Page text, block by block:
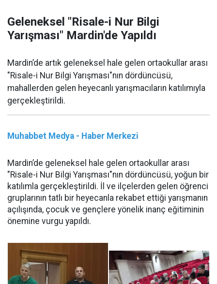
Geleneksel "Risale-i Nur Bilgi
Yarışması" Mardin'de Yapıldı
Mardin’de artık geleneksel hale gelen ortaokullar arası
"Risale-i Nur Bilgi Yarışması"nın dördüncüsü,
mahallerden gelen heyecanlı yarışmacıların katılımıyla
gerçekleştirildi.
Muhabbet Medya - Haber Merkezi
Mardin’de geleneksel hale gelen ortaokullar arası
"Risale-i Nur Bilgi Yarışması"nın dördüncüsü, yoğun bir
katılımla gerçekleştirildi. İl ve ilçelerden gelen öğrenci
gruplarının tatlı bir heyecanla rekabet ettiği yarışmanın
açılışında, çocuk ve gençlere yönelik inanç eğitiminin
önemine vurgu yapıldı.